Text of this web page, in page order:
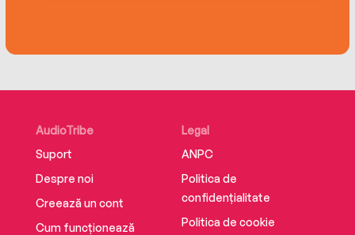
AudioTribe
Suport
Despre noi
Creează un cont
Cum funcționează
Legal
ANPC
Politica de
confidențialitate
Politica de cookie